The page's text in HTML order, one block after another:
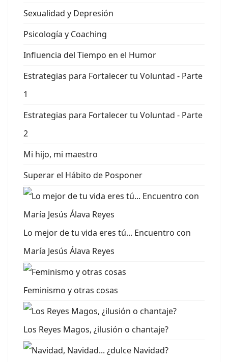
Sexualidad y Depresión
Psicología y Coaching
Influencia del Tiempo en el Humor
Estrategias para Fortalecer tu Voluntad - Parte
1
Estrategias para Fortalecer tu Voluntad - Parte
2
Mi hijo, mi maestro
Superar el Hábito de Posponer
Lo mejor de tu vida eres tú... Encuentro con
María Jesús Álava Reyes
Feminismo y otras cosas
Los Reyes Magos, ¿ilusión o chantaje?